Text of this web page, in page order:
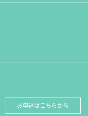
お申込はこちらから